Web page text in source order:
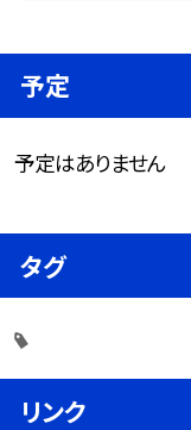
予定
予定はありません
タグ
リンク